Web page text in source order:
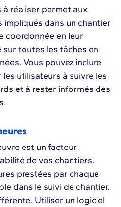
réaliser permet aux
dans un chantier
coordonnée en leur
sur toutes les tâches en
Vous pouvez inclure
utilisateurs à suivre les
et à rester informés des
est un facteur
de vos chantiers.
prestées par chaque
dans le suivi de chantier.
Utiliser un logiciel